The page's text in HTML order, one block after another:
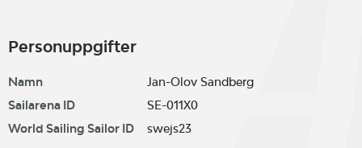
Personuppgifter
Namn
Jan-Olov Sandberg
Sailarena ID
SE-011X0
World Sailing Sailor ID
swejs23